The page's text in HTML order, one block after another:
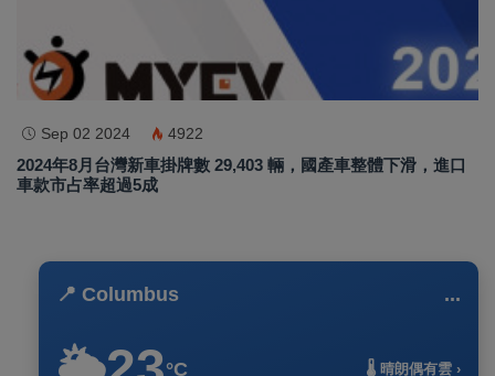
Sep 02 2024 4922
2024年8月台灣新車掛牌數 29,403 輛，國產車整體下滑，進口
車款市占率超過5成
📍 Columbus ...
°C 🌡️ 晴朗偶有雲 ›